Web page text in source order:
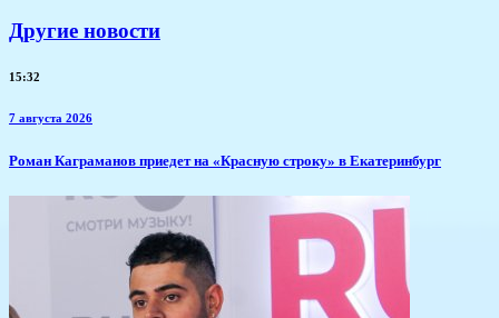
Другие новости
15:32
7 августа 2026
​Роман Каграманов приедет на «Красную строку» в Екатеринбург